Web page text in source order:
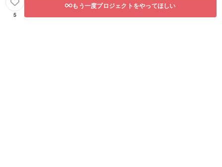
5
もう一度プロジェクトをやってほしい